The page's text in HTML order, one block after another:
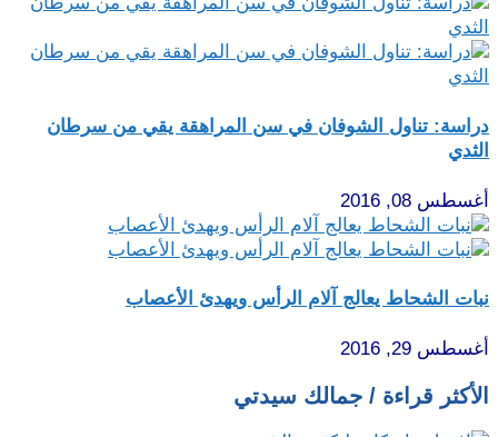
دراسة: تناول الشوفان في سن المراهقة يقي من سرطان
الثدي
أغسطس 08, 2016
نبات الشحاط يعالج آلام الرأس ويهدئ الأعصاب
أغسطس 29, 2016
الأكثر قراءة / جمالك سيدتي